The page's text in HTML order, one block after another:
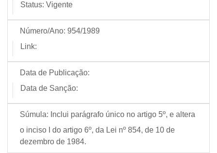
Status: Vigente
Número/Ano: 954/1989
Link:
Data de Publicação:
Data de Sanção:
Súmula: Inclui parágrafo único no artigo 5º, e altera
o inciso I do artigo 6º, da Lei nº 854, de 10 de
dezembro de 1984.